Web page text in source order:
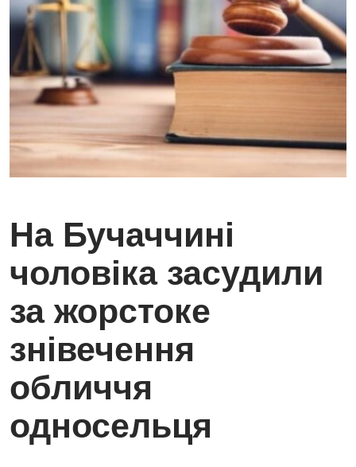
На Бучаччині
чоловіка засудили
за жорстоке
знівечення
обличчя
односельця